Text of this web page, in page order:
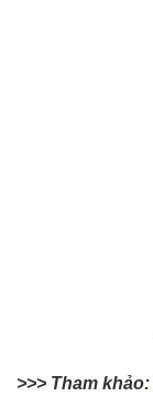
>>> Tham khảo: